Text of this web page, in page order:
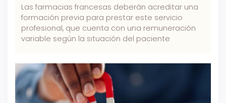
Las farmacias francesas deberán acreditar una
formación previa para prestar este servicio
profesional, que cuenta con una remuneración
variable según la situación del paciente